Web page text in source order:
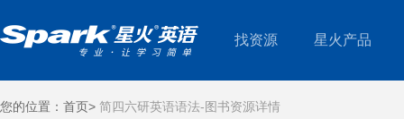
找资源 星火产品
您的位置： 首页> 简四六研英语语法-图书资源详情